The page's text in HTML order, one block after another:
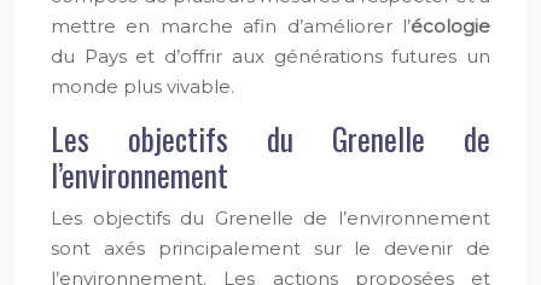
mettre en marche afin d’améliorer l’écologie
du Pays et d’offrir aux générations futures un
monde plus vivable.
Les objectifs du Grenelle de
l’environnement
Les objectifs du Grenelle de l’environnement
sont axés principalement sur le devenir de
l’environnement. Les actions proposées et